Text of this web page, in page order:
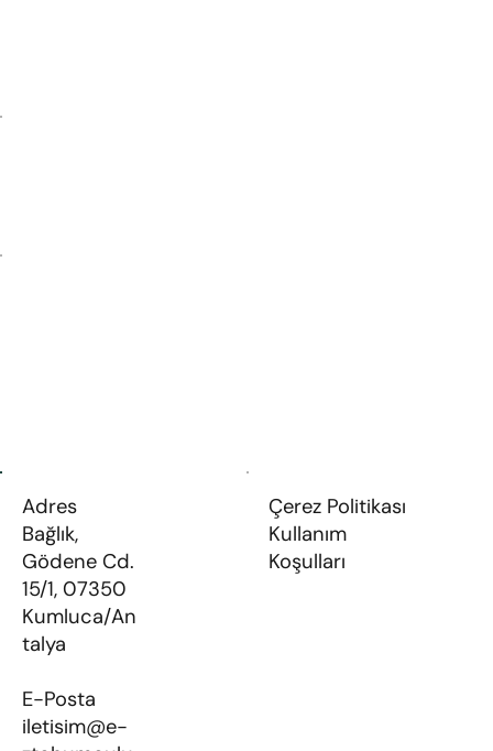
Çerez Politikası
Kullanım
Koşulları
Adres
Bağlık,
Gödene Cd.
15/1, 07350
Kumluca/An
talya​
E-Posta
iletisim@e-